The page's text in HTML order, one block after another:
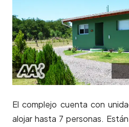
El complejo cuenta con
alojar hasta 7 personas.